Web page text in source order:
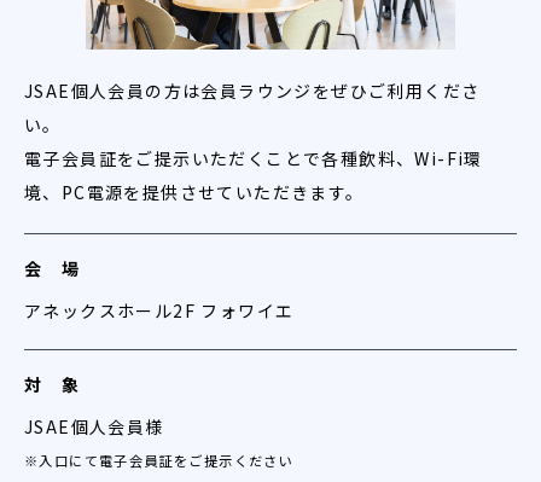
JSAE個人会員の方は会員ラウンジをぜひご利用くださ
い。
電子会員証をご提示いただくことで各種飲料、Wi-Fi環
境、PC電源を提供させていただきます。
会 場
アネックスホール2F フォワイエ
対 象
JSAE個人会員様
※入口にて電子会員証をご提示ください